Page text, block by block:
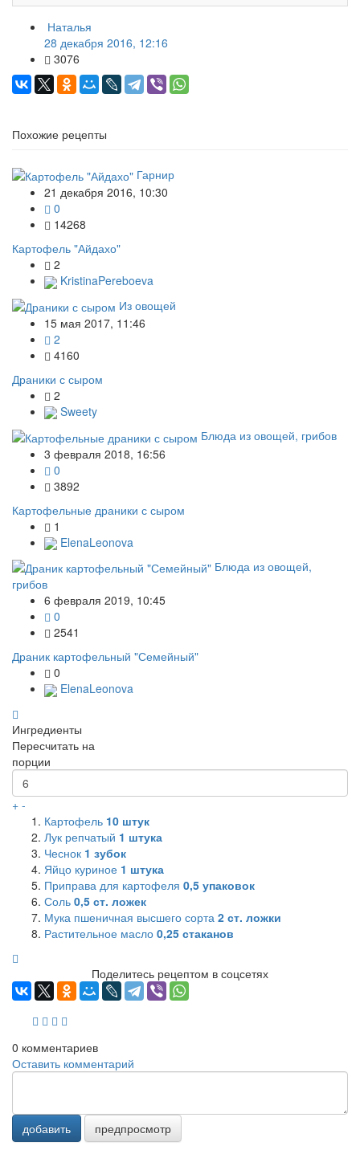
Наталья
28 декабря 2016, 12:16
3076
Похожие рецепты
Гарнир
21 декабря 2016, 10:30
0
14268
Картофель "Айдахо"
2
KristinaPereboeva
Из овощей
15 мая 2017, 11:46
2
4160
Драники с сыром
2
Sweety
Блюда из овощей, грибов
3 февраля 2018, 16:56
0
3892
Картофельные драники с сыром
1
ElenaLeonova
Блюда из овощей,
грибов
6 февраля 2019, 10:45
0
2541
Драник картофельный "Семейный"
0
ElenaLeonova
Ингредиенты
Пересчитать на
порции
+ -
Картофель 10 штук
Лук репчатый 1 штука
Чеснок 1 зубок
Яйцо куриное 1 штука
Приправа для картофеля 0,5 упаковок
Соль 0,5 ст. ложек
Мука пшеничная высшего сорта 2 ст. ложки
Растительное масло 0,25 стаканов
Поделитесь рецептом в соцсетях
0 комментариев
Оставить комментарий
добавить предпросмотр